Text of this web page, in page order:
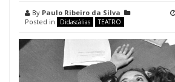
By Paulo Ribeiro da Silva
Posted in
Didascálias TEATRO